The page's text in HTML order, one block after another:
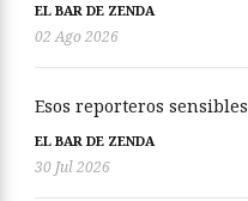
EL BAR DE ZENDA
02 Ago 2026
Esos reporteros sensibles
EL BAR DE ZENDA
30 Jul 2026